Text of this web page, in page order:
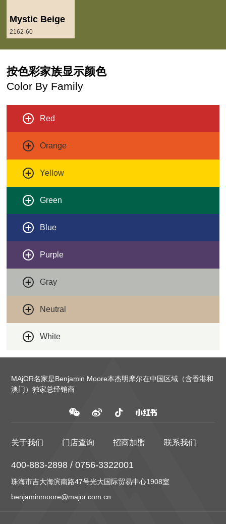
Mystic Beige
2162-60
按色彩家族显示颜色
Color By Family
Red
Orange
Yellow
Green
Blue
Purple
Gray
Neutral
White
MAjOR名家是Benjamin Moore本杰明摩尔在中国区域（含香港和
澳门）独家总经销商
关于我们 门店查询 招商加盟 联系我们
400-883-2898 / 0756-3322001
珠海市吉大海滨南路47号光大国际贸易中心1908室
benjaminmoore@major.com.cn